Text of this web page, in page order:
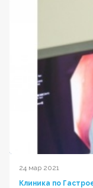
24 мар 2021
Клиника по